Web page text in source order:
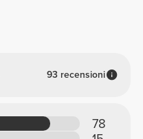
93 recensioni
78